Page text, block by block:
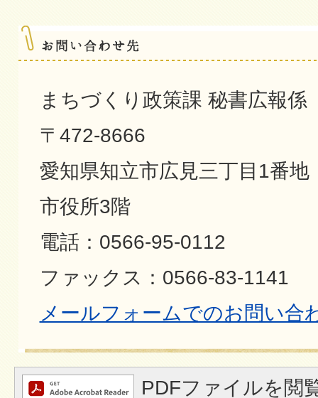
まちづくり政策課 秘書広報係
〒472-8666
愛知県知立市広見三丁目1番地
市役所3階
電話：0566-95-0112
ファックス：0566-83-1141
メールフォームでのお問い合
PDFファイルを閲